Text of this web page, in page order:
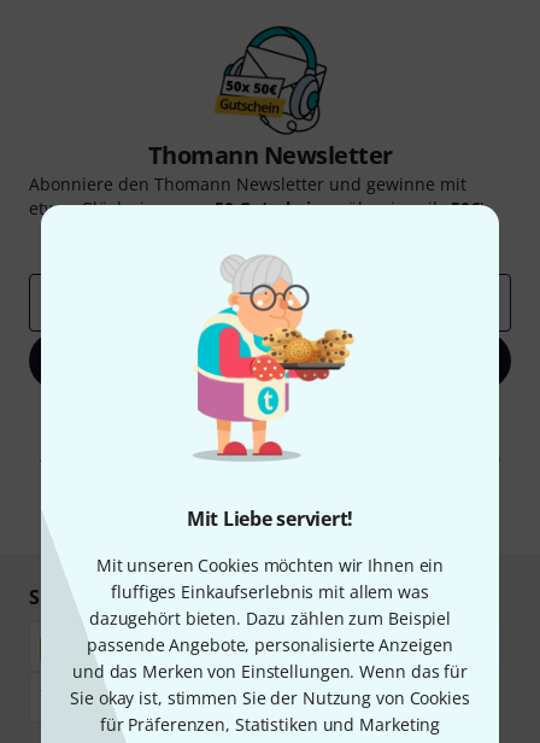
Mit Liebe serviert!
Mit unseren Cookies möchten wir Ihnen ein
fluffiges Einkaufserlebnis mit allem was
dazugehört bieten. Dazu zählen zum Beispiel
passende Angebote, personalisierte Anzeigen
und das Merken von Einstellungen. Wenn das für
Sie okay ist, stimmen Sie der Nutzung von Cookies
für Präferenzen, Statistiken und Marketing
Thomann Newsletter
Abonniere den Thomann Newsletter und gewinne mit
etwas Glück einen von50 Gutscheinenüber jeweils50€!
Jetzt anmelden
Mit Klick auf „Jetzt anmelden“ stimmen Sie dem Erhalt von E-Mail-
Werbung und einer Messung des E-Mail-Nutzungsverhaltens zu. Die
Abmeldung ist jederzeit möglich. Weitere Informationen finden Sie in
* Pflichtfeld
Sicher einkaufen & bezahlen